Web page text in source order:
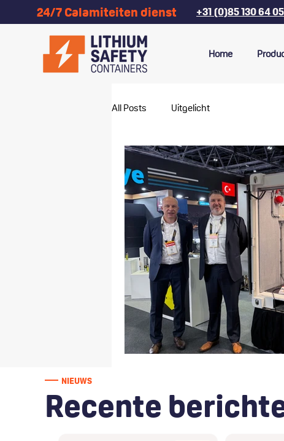
24/7 Calamiteiten dienst +31 (0)85 130 64 05
Home
All Posts Uitgelicht
NIEUWS
Recente